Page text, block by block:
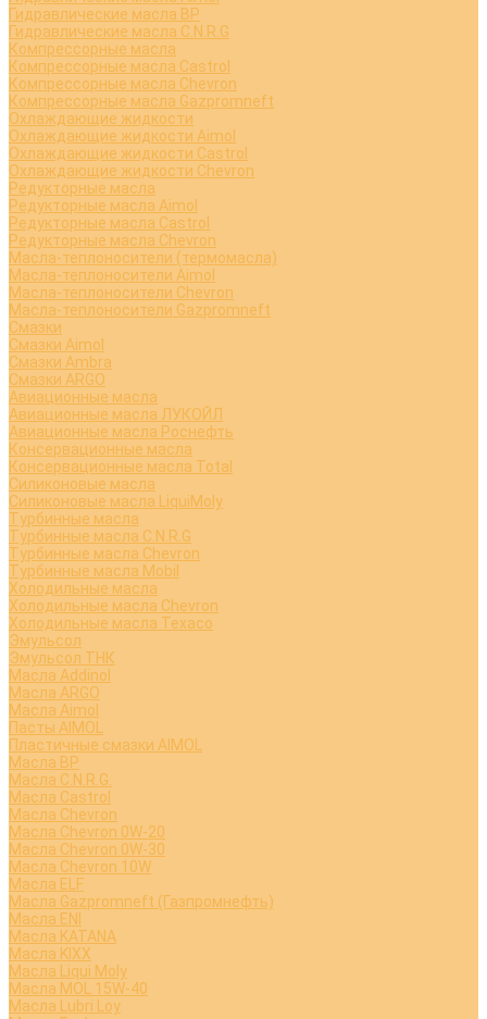
Гидравлические масла BP
Гидравлические масла C.N.R.G
Компрессорные масла
Компрессорные масла Castrol
Компрессорные масла Chevron
Компрессорные масла Gazpromneft
Охлаждающие жидкости
Охлаждающие жидкости Aimol
Охлаждающие жидкости Castrol
Охлаждающие жидкости Chevron
Редукторные масла
Редукторные масла Aimol
Редукторные масла Castrol
Редукторные масла Chevron
Масла-теплоносители (термомасла)
Масла-теплоносители Aimol
Масла-теплоносители Chevron
Масла-теплоносители Gazpromneft
Смазки
Смазки Aimol
Смазки Ambra
Смазки ARGO
Авиационные масла
Авиационные масла ЛУКОЙЛ
Авиационные масла Роснефть
Консервационные масла
Консервационные масла Total
Силиконовые масла
Силиконовые масла LiquiMoly
Турбинные масла
Турбинные масла C.N.R.G
Турбинные масла Chevron
Турбинные масла Mobil
Холодильные масла
Холодильные масла Chevron
Холодильные масла Texaco
Эмульсол
Эмульсол ТНК
Масла Addinol
Масла ARGO
Масла Aimol
Пасты AIMOL
Пластичные смазки AIMOL
Масла BP
Масла C.N.R.G.
Масла Castrol
Масла Chevron
Масла Chevron 0W-20
Масла Chevron 0W-30
Масла Chevron 10W
Масла ELF
Масла Gazpromneft (Газпромнефть)
Масла ENI
Масла KATANA
Масла KIXX
Масла Liqui Moly
Масла MOL 15W-40
Масла Lubri Loy